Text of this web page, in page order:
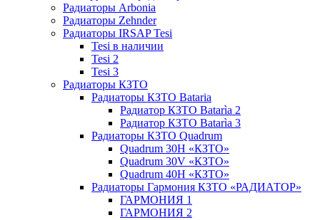
Радиаторы Arbonia
Радиаторы Zehnder
Радиаторы IRSAP Tesi
Tesi в наличии
Tesi 2
Tesi 3
Радиаторы КЗТО
Радиаторы КЗТО Bataria
Радиатор КЗТО Batarìa 2
Радиатор КЗТО Batarìa 3
Радиаторы КЗТО Quadrum
Quadrum 30H «КЗТО»
Quadrum 30V «КЗТО»
Quadrum 40H «КЗТО»
Радиаторы Гармония КЗТО «РАДИАТОР»
ГАРМОНИЯ 1
ГАРМОНИЯ 2